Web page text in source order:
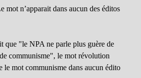
mot n’apparait dans aucun des éditos
que "le NPA ne parle plus guère de
communisme", le mot révolution
le mot communisme dans aucun édito